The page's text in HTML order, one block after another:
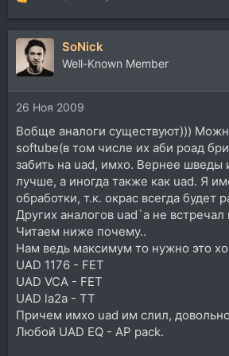
е
а
и
и
:
SoNick
Well-Known Member
26 Ноя 2009
Вобще аналоги существуют)))
softube(в том числе их аби роад
забить на uad, имхо. Вернее шведы
лучше, а иногда также как uad. Я
обработки, т.к. окрас всегда будет
Других аналогов uad`а не встречал
Читаем ниже почему..
Нам ведь максимум то нужно это
UAD 1176 - FET
UAD VCA - FET
UAD la2a - TT
Причем имхо uad им слил,
Любой UAD EQ - AP pack.